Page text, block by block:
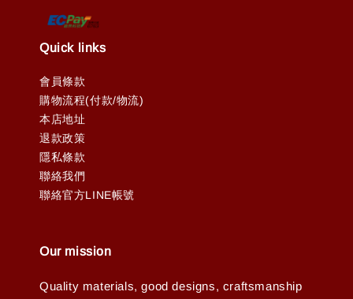
Quick links
會員條款
購物流程(付款/物流)
本店地址
退款政策
隱私條款
聯絡我們
聯絡官方LINE帳號
Our mission
Quality materials, good designs, craftsmanship